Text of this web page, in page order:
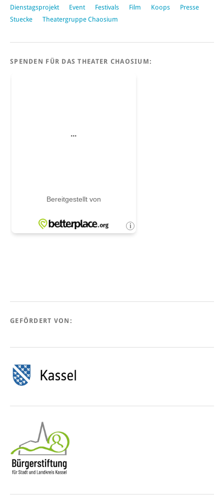
Dienstagsprojekt
Event Festivals Film Koops
Presse
Stuecke
Theatergruppe Chaosium
SPENDEN FÜR DAS THEATER CHAOSIUM:
GEFÖRDERT VON: